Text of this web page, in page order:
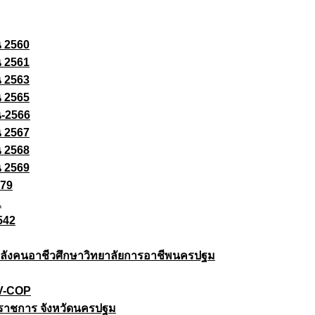
2560
2561
2563
2565
2566
2567
2568
2569
งคนอาชีวศึกษาวิทยาลัยการอาชีพนครปฐม
COP
าชการ จังหวัดนครปฐม